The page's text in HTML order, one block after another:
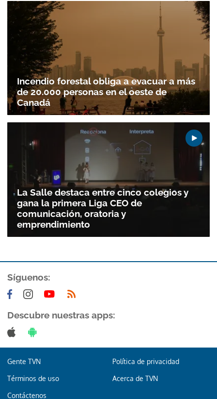
Incendio forestal obliga a evacuar a más
de 20.000 personas en el oeste de
Canadá
La Salle destaca entre cinco colegios y
gana la primera Liga CEO de
comunicación, oratoria y
emprendimiento
Síguenos:
Descubre nuestras apps:
Gente TVN Política de privacidad
Términos de uso Acerca de TVN
Contáctenos